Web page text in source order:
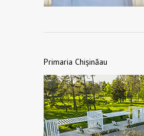
Primaria Chișinăau